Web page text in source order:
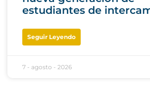
estudiantes de
Seguir Leyendo
7 - agosto - 2026